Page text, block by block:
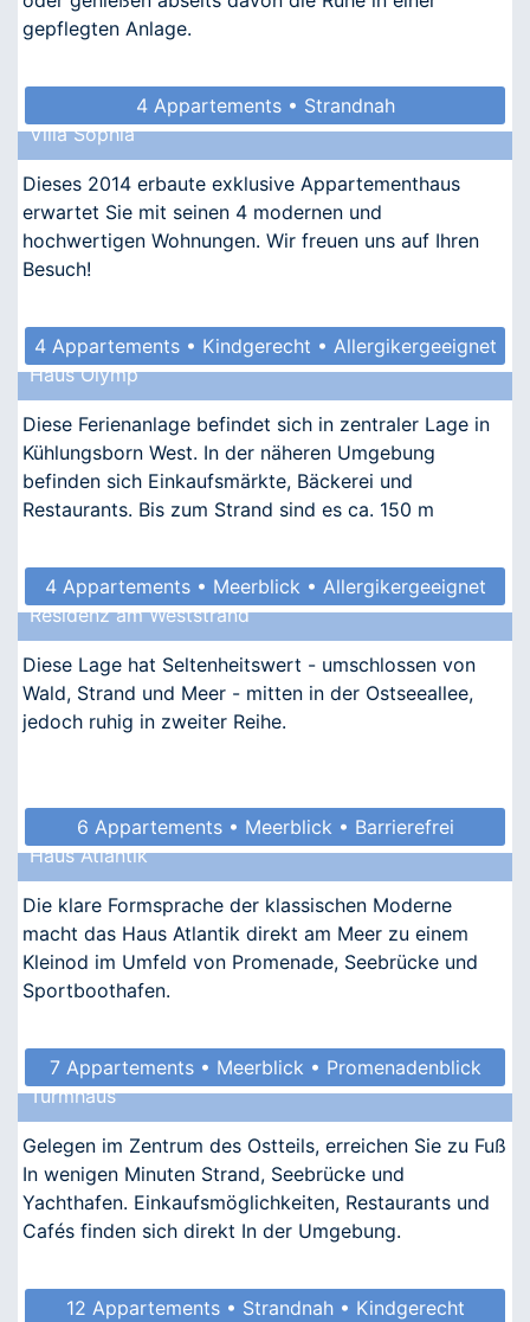
gepflegten Anlage.
4 Appartements • Strandnah
Villa Sophia
Dieses 2014 erbaute exklusive Appartementhaus
erwartet Sie mit seinen 4 modernen und
hochwertigen Wohnungen. Wir freuen uns auf Ihren
Besuch!
4 Appartements • Kindgerecht • Allergikergeeignet
Haus Olymp
Diese Ferienanlage befindet sich in zentraler Lage in
Kühlungsborn West. In der näheren Umgebung
befinden sich Einkaufsmärkte, Bäckerei und
Restaurants. Bis zum Strand sind es ca. 150 m
4 Appartements • Meerblick • Allergikergeeignet
Residenz am Weststrand
Diese Lage hat Seltenheitswert - umschlossen von
Wald, Strand und Meer - mitten in der Ostseeallee,
jedoch ruhig in zweiter Reihe.
6 Appartements • Meerblick • Barrierefrei
Haus Atlantik
Die klare Formsprache der klassischen Moderne
macht das Haus Atlantik direkt am Meer zu einem
Kleinod im Umfeld von Promenade, Seebrücke und
Sportboothafen.
7 Appartements • Meerblick • Promenadenblick
• Kindgerecht • Allergikergeeignet
Turmhaus
Gelegen im Zentrum des Ostteils, erreichen Sie zu Fuß
In wenigen Minuten Strand, Seebrücke und
Yachthafen. Einkaufsmöglichkeiten, Restaurants und
Cafés finden sich direkt In der Umgebung.
12 Appartements • Strandnah • Kindgerecht